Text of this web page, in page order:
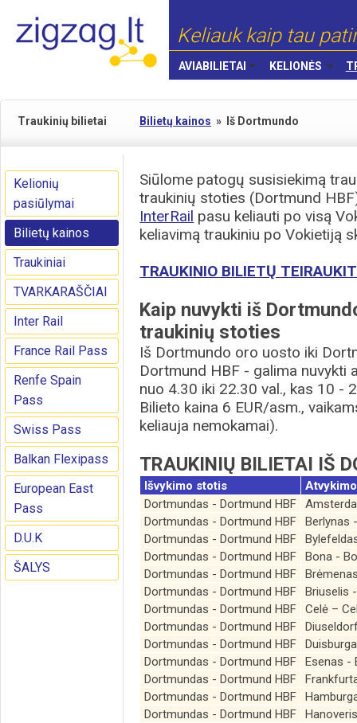
Keliauk kaip tau
AVIABILIETAI KELIONĖS
Traukinių bilietai Bilietų kainos » Iš Dortmundo
Kelionių
pasiūlymai
Bilietų kainos
Traukiniai
TVARKARAŠČIAI
Inter Rail
France Rail Pass
Renfe Spain
Pass
Swiss Pass
Balkan Flexipass
European East
Pass
D.U.K
ŠALYS
Siūlome patogų susisiekimą
traukinių stoties (Dortmund
InterRail pasu keliauti po visą
keliavimą traukiniu po Vokietiją
TRAUKINIO BILIETŲ
Kaip nuvykti iš
traukinių stoties
Iš Dortmundo oro uosto iki
Dortmund HBF - galima nuvykti
nuo 4.30 iki 22.30 val., kas 10 -
Bilieto kaina 6 EUR/asm.,
keliauja nemokamai).
TRAUKINIŲ BILIETAI IŠ
Išvykimo stotis
Dortmundas - Dortmund HBF
Dortmundas - Dortmund HBF
Berlynas
Dortmundas - Dortmund HBF
Dortmundas - Dortmund HBF
Bona -
Dortmundas - Dortmund HBF
Dortmundas - Dortmund HBF
Briuselis
Dortmundas - Dortmund HBF
Celė –
Dortmundas - Dortmund HBF
Dortmundas - Dortmund HBF
Dortmundas - Dortmund HBF
Esenas -
Dortmundas - Dortmund HBF
Dortmundas - Dortmund HBF
Dortmundas - Dortmund HBF